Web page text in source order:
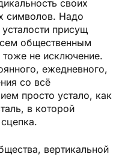
своих
символов. Надо
присущ
общественным
не исключение.
ежедневного,
со всё
просто устало, как
в которой
вертикальной